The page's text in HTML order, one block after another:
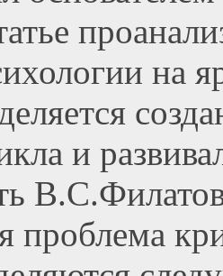
на
и
проблема